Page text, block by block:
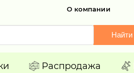
О компании
Найти
Распродажа